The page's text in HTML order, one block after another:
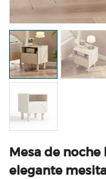
Mesa de
elegante